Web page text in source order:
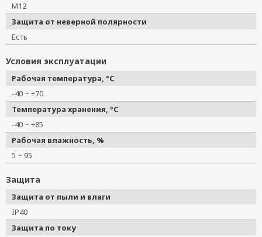
M12
Защита от неверной полярности
Есть
Условия эксплуатации
Рабочая температура, °C
-40 ~ +70
Температура хранения, °C
-40 ~ +85
Рабочая влажность, %
5 ~ 95
Защита
Защита от пыли и влаги
IP40
Защита по току